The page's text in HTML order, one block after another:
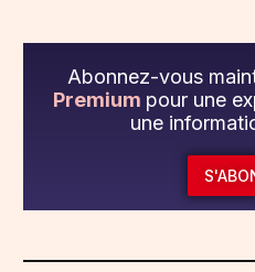
Abonnez-vous
Premium pour une
une